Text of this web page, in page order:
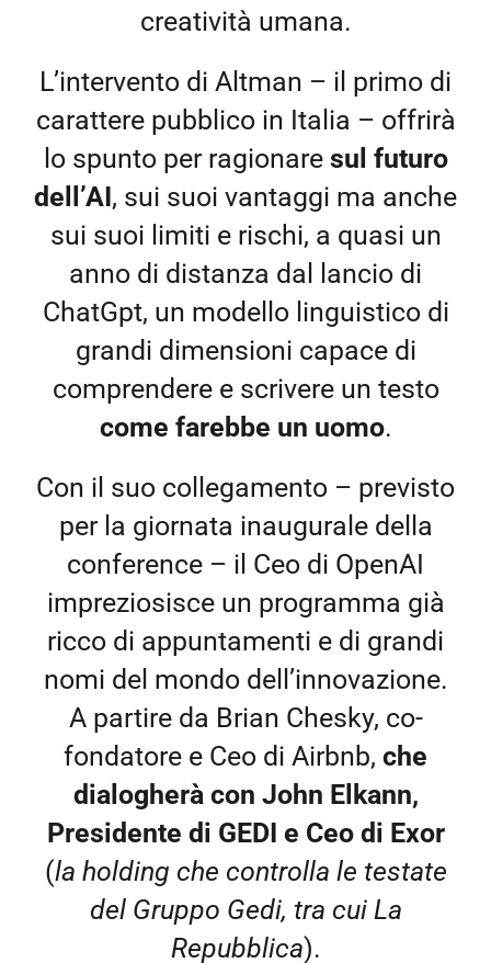
creatività umana.
L’intervento di Altman – il primo di
carattere pubblico in Italia – offrirà
lo spunto per ragionare sul futuro
dell’AI, sui suoi vantaggi ma anche
sui suoi limiti e rischi, a quasi un
anno di distanza dal lancio di
ChatGpt, un modello linguistico di
grandi dimensioni capace di
comprendere e scrivere un testo
come farebbe un uomo.
Con il suo collegamento – previsto
per la giornata inaugurale della
conference – il Ceo di OpenAI
impreziosisce un programma già
ricco di appuntamenti e di grandi
nomi del mondo dell’innovazione.
A partire da Brian Chesky, co-
fondatore e Ceo di Airbnb, che
dialogherà con John Elkann,
Presidente di GEDI e Ceo di Exor
(la holding che controlla le testate
del Gruppo Gedi, tra cui La
Repubblica).